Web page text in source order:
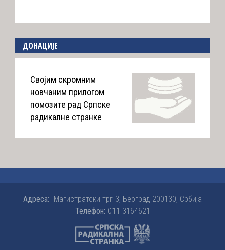
ДОНАЦИЈЕ
Својим скромним
новчаним прилогом
помозите рад Српске
радикалне странке
Адреса: Магистратски трг 3, Београд 200130, Србија
Телефон: 011 3164621